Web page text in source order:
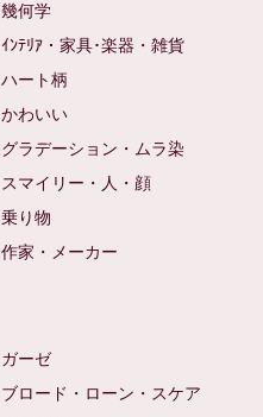
幾何学
ｲﾝﾃﾘｱ・家具･楽器・雑貨
ハート柄
かわいい
グラデーション・ムラ染
スマイリー・人・顔
乗り物
作家・メーカー
ガーゼ
ブロード・ローン・スケア